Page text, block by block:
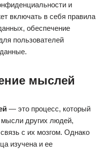
и
включать в себя правила
обеспечение
пользователей
мыслей
— это процесс, который
мысли других людей,
с их мозгом. Однако
изучена и ее